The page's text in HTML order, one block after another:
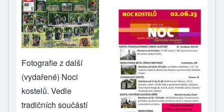
Fotografie z další
(vydařené) Noci
kostelů. Vedle
tradičních součástí